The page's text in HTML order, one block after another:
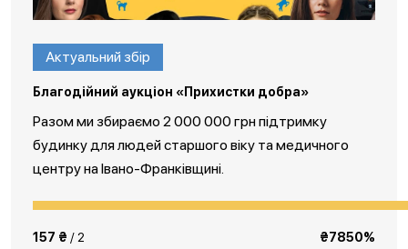
Актуальний збір
Благодійний аукціон «Прихистки добра»
Разом ми збираємо 2 000 000 грн підтримку
будинку для людей старшого віку та медичного
центру на Івано-Франківщині.
157 ₴ / 2 ₴7850%